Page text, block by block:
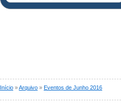
Início »Arquivo » Eventos de Junho 2016